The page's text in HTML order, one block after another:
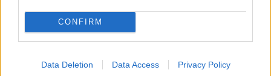
CONFIRM
Data Deletion Data Access Privacy Policy
(STINJ)